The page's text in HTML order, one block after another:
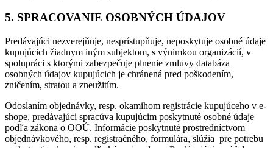
5. SPRACOVANIE OSOBNÝCH ÚDAJOV
Predávajúci nezverejňuje, nesprístupňuje, neposkytuje osobné údaje
kupujúcich žiadnym iným subjektom, s výnimkou organizácií, v
spolupráci s ktorými zabezpečuje plnenie zmluvy databáza
osobných údajov kupujúcich je chránená pred poškodením,
zničením, stratou a zneužitím.
Odoslaním objednávky, resp. okamihom registrácie kupujúceho v e-
shope, predávajúci spracúva kupujúcim poskytnuté osobné údaje
podľa zákona o OOÚ. Informácie poskytnuté prostredníctvom
objednávkového, resp. registračného, formulára, slúžia pre potrebu